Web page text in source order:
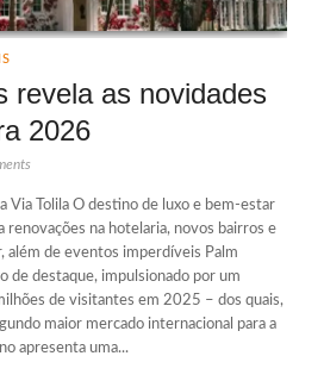
revela as novidades
2026
Via Tolila O destino de luxo e bem-estar
renovações na hotelaria, novos bairros e
além de eventos imperdíveis Palm
de destaque, impulsionado por um
de visitantes em 2025 – dos quais,
maior mercado internacional para a
apresenta uma...